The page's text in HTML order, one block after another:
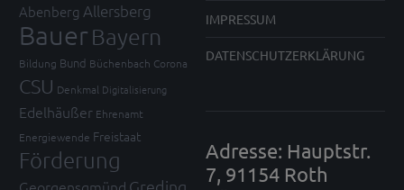
Abenberg Allersberg
Bauer Bayern
Bildung Bund Büchenbach Corona
CSU Denkmal Digitalisierung
Edelhäußer Ehrenamt
Energiewende Freistaat
Förderung
IMPRESSUM
DATENSCHUTZERKLÄRUNG
Adresse: Hauptstr.
7, 91154 Roth